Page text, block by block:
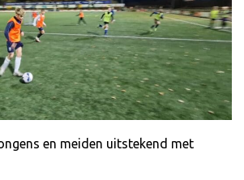
en meiden uitstekend met